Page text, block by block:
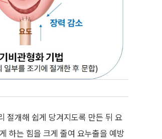
절개해 쉽게 당겨지도록 만든 뒤 요
하는 힘을 크게 줄여 요누출을 예방